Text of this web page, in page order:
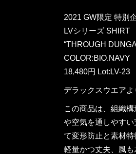
2021 GW限定 特別
LVシリーズ SHIRT
“THROUGH
COLOR:BIO.NAVY
18,480円 Lot:LV-23
デラックスウエア
この商品は、組織
や空気を通しやす
て変形防止と素材特
軽量かつ丈夫、風も